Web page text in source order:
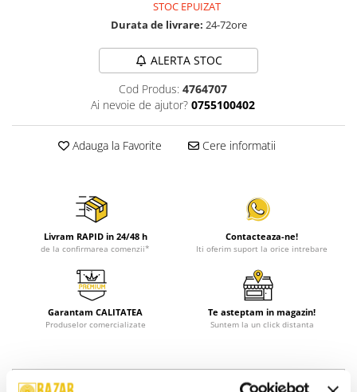
STOC EPUIZAT
Durata de livrare: 24-72ore
ALERTA STOC
Cod Produs: 4764707
Ai nevoie de ajutor? 0755100402
Adauga la Favorite Cere informatii
Livram RAPID in 24/48 h
de la confirmarea comenzii*
Contacteaza-ne!
Iti oferim suport la orice intrebare
Garantam CALITATEA
Produselor comercializate
Te asteptam in magazin!
Suntem la un click distanta
Descriere